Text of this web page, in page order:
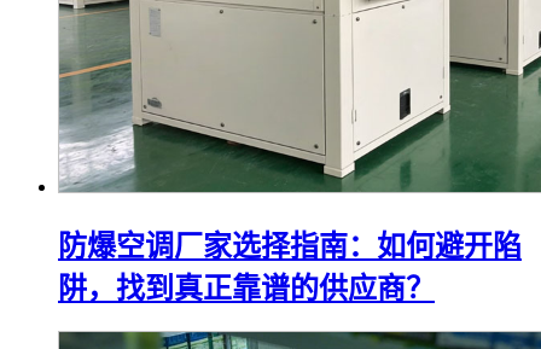
防爆空调厂家选择指南：如何避开陷
阱，找到真正靠谱的供应商？